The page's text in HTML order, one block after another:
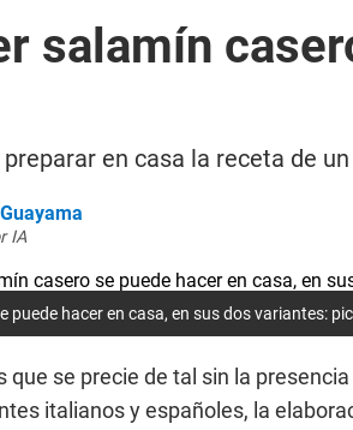
salamín
en casa la receta de
IA
puede hacer en casa, en sus dos variantes:
que se precie de tal sin la
italianos y españoles, la